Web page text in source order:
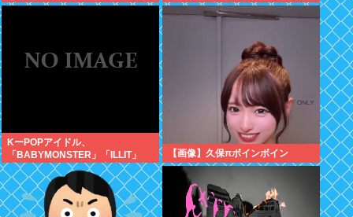
反だけどメスガキわからせなら問
語）がZに刺さってるらしい。お
前らがキッズの頃好きだったバン
KーPOPアイドル、
「BABYMONSTER」「ILLIT」
「RESCENE」の三国志時代に突
入！
【画像】久保πボインボイン